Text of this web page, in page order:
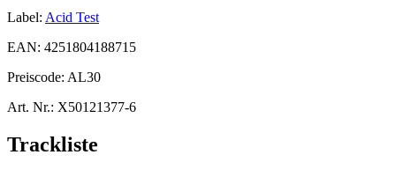
Label: Acid Test
EAN: 4251804188715
Preiscode: AL30
Art. Nr.: X50121377-6
Trackliste